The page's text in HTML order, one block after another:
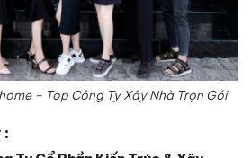
– Top Công Ty Xây Nhà Trọn Gói
: